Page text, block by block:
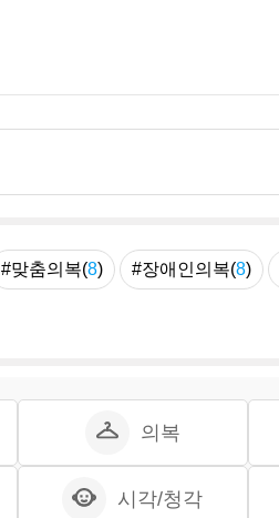
#맞춤의복(8) #장애인의복(8)
의복
시각/청각